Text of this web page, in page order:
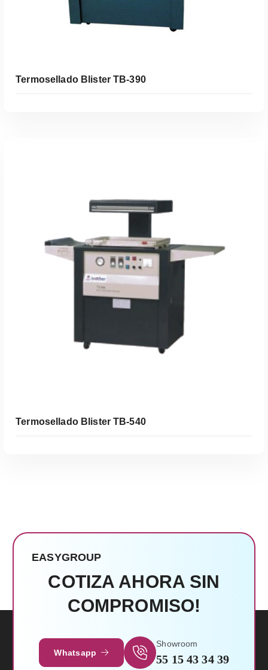
Leer Más
Termosellado Blister TB-390
Leer Más
Termosellado Blister TB-540
EASYGROUP
COTIZA AHORA SIN
COMPROMISO!
Whatsapp
Showroom
55 15 43 34 39